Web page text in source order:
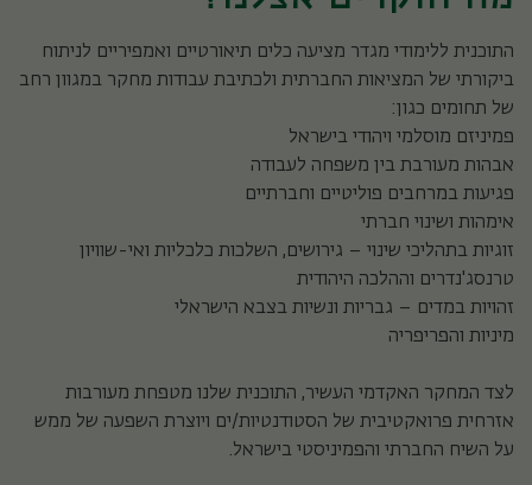
התוכנית ללימודי מגדר מציעה כלים תיאורטיים ואמפיריים לניתוח
ביקורתי של המציאות החברתית ולכתיבת עבודות מחקר במגוון רחב
של תחומים כגון:
פמיניזם מוסלמי ויהודי בישראל
אבהות מעורבת בין משפחה לעבודה
פגיעות במרחבים פוליטיים וחברתיים
אימהות ושינוי חברתי
זוגיות בתהליכי שינוי – גירושים, השלכות כלכליות ואי-שוויון
טרנסג'נדרים וההלכה היהודית
זהויות במדים – גבריות ונשיות בצבא הישראלי
מיניות והפריפריה
לצד המחקר האקדמי העשיר, התוכנית שלנו מטפחת מעורבות
אזרחית פרואקטיבית של הסטודנטיות/ים ויוצרת השפעה של ממש
על השיח החברתי והפמיניסטי בישראל.